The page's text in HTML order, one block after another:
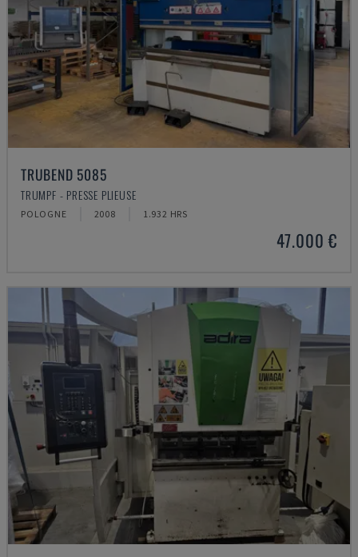
TRUBEND 5085
TRUMPF - PRESSE PLIEUSE
POLOGNE 2008 1.932 HRS
47.000 €